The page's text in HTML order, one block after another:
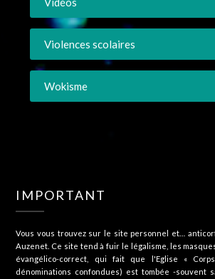
Violences scolaires
Wokisme
IMPORTANT
Vous vous trouvez sur le site personnel et…
Auzenet. Ce site tend à fuir le légalisme, les
évangélico-correct, qui fait que l'Eglise «
dénominations confondues) est tombée -souvent